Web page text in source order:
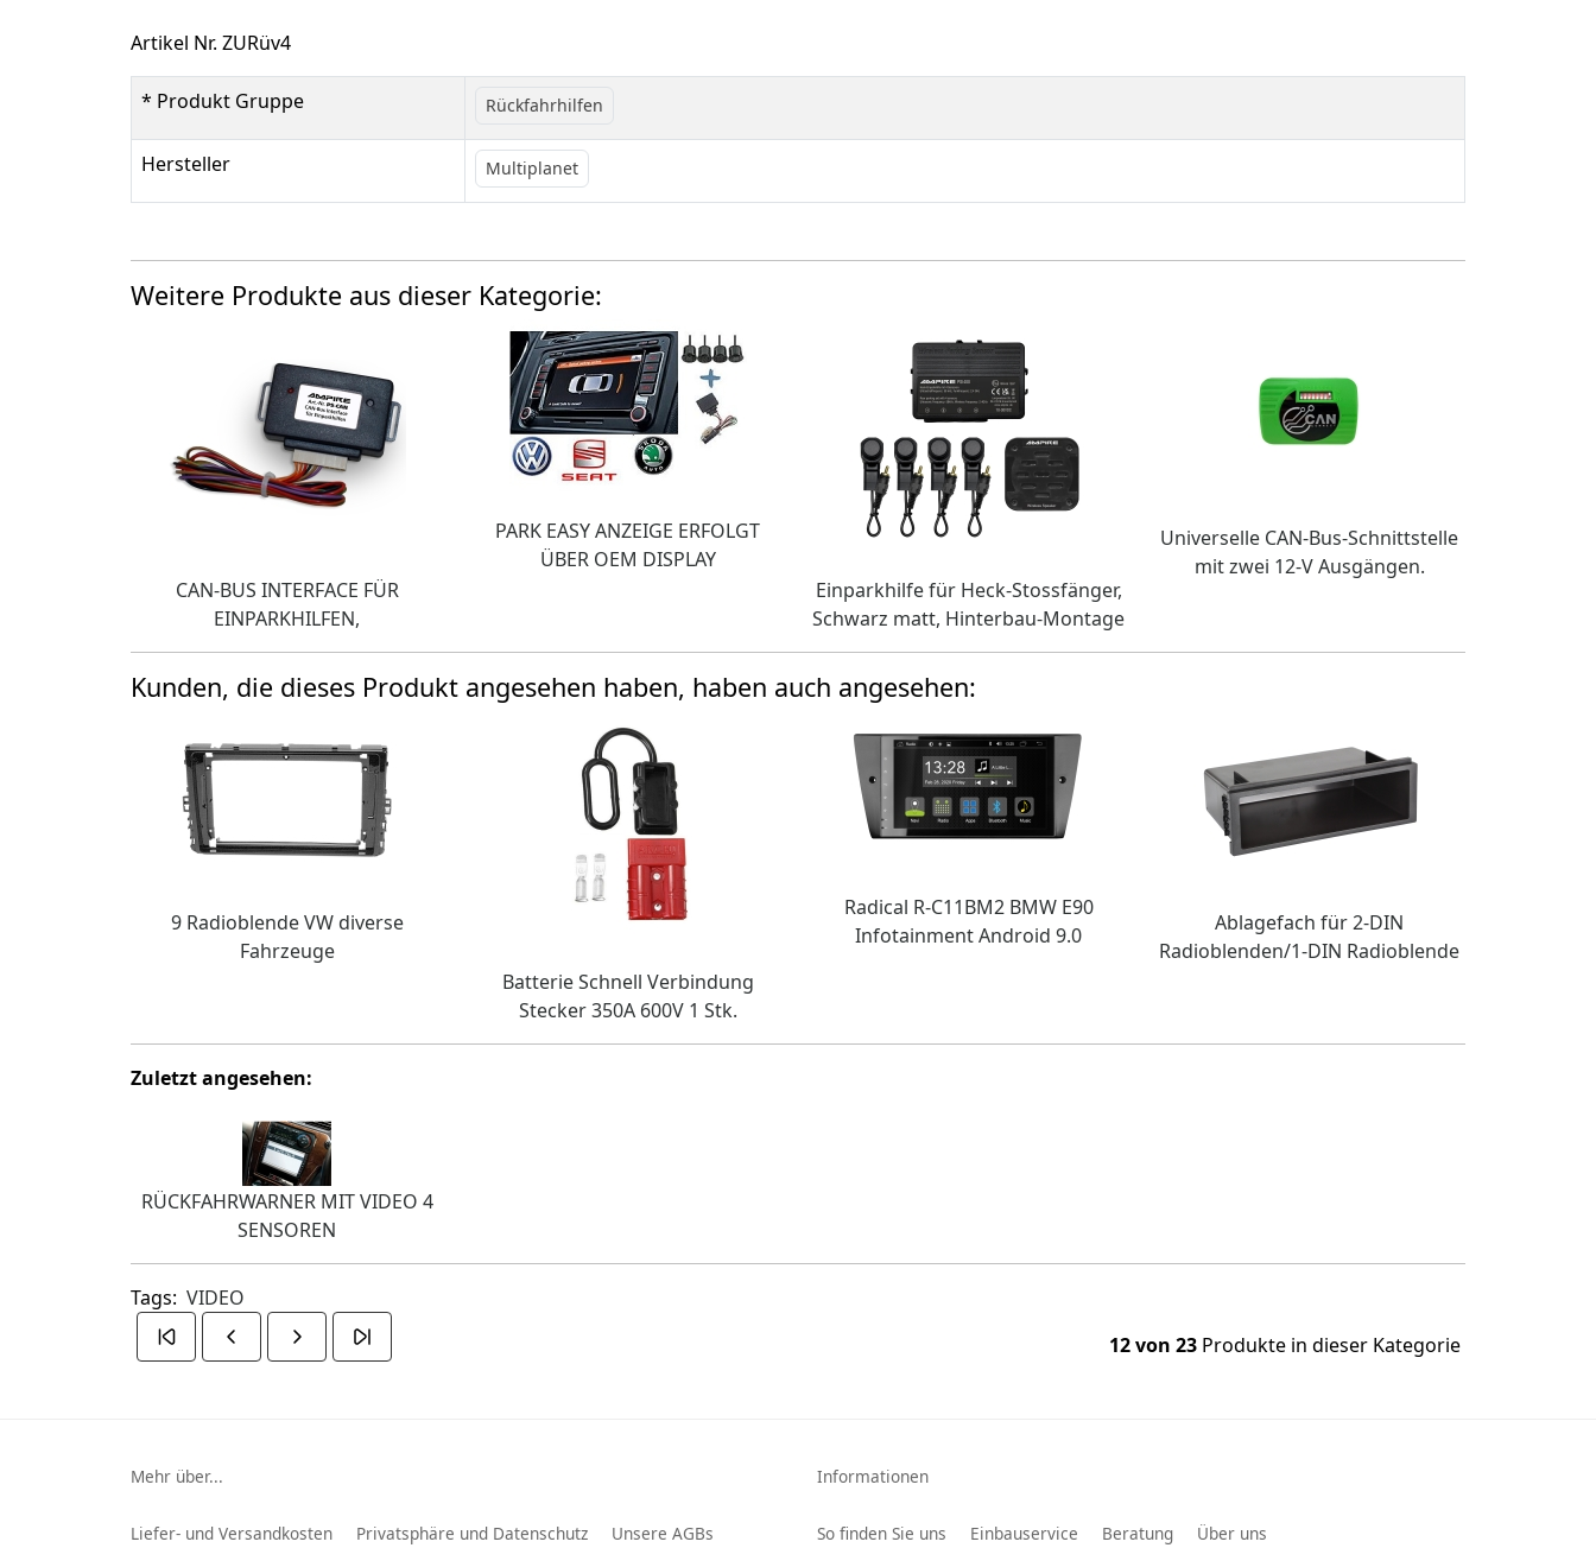
Artikel Nr. ZURüv4
* Produkt Gruppe Rückfahrhilfen
Hersteller Multiplanet
Weitere Produkte aus dieser Kategorie:
CAN-BUS INTERFACE FÜR
EINPARKHILFEN,
PARK EASY ANZEIGE ERFOLGT
ÜBER OEM DISPLAY
Einparkhilfe für Heck-Stossfänger,
Schwarz matt, Hinterbau-Montage
Universelle CAN-Bus-Schnittstelle
mit zwei 12-V Ausgängen.
Kunden, die dieses Produkt angesehen haben, haben auch angesehen:
9 Radioblende VW diverse
Fahrzeuge
Batterie Schnell Verbindung
Stecker 350A 600V 1 Stk.
Radical R-C11BM2 BMW E90
Infotainment Android 9.0
Ablagefach für 2-DIN
Radioblenden/1-DIN Radioblende
Zuletzt angesehen:
RÜCKFAHRWARNER MIT VIDEO 4
SENSOREN
Tags: VIDEO
12 von 23 Produkte in dieser Kategorie
Mehr über...
Liefer- und Versandkosten Privatsphäre und Datenschutz Unsere AGBs
Informationen
So finden Sie uns Einbauservice Beratung Über uns